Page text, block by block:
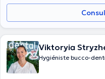
Viktoryia
Hygiéniste bucco-